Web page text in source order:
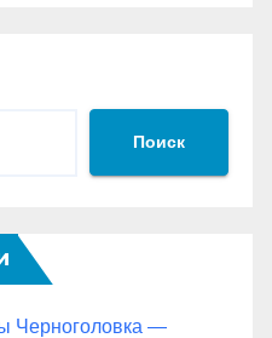
Поиск
Черноголовка —